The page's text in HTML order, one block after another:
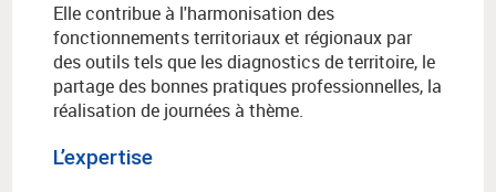
Elle contribue à l'harmonisation des
fonctionnements territoriaux et régionaux par
des outils tels que les diagnostics de territoire, le
partage des bonnes pratiques professionnelles, la
réalisation de journées à thème.
L’expertise